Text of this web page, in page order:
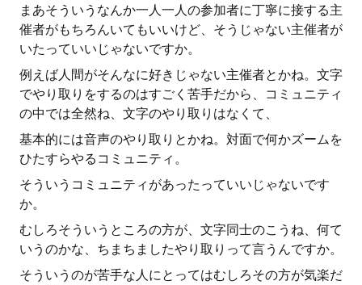
まあそういうなんか一人一人の参加者に丁寧に接する主
催者がもちろんいてもいいけど、そうじゃない主催者が
いたっていいじゃないですか。
例えば人間がそんなに好きじゃない主催者とかね。文字
でやり取りをするのはすごく苦手だから、コミュニティ
の中では全然ね、文字のやり取りはなくて、
基本的には音声のやり取りとかね。対面で何かズームを
ひたすらやるコミュニティ。
そういうコミュニティがあったっていいじゃないです
か。
むしろそういうところの方が、文字同士のこうね、何て
いうのかな、ちまちましたやり取りって言うんですか。
そういうのが苦手な人にとってはむしろその方が気楽だ